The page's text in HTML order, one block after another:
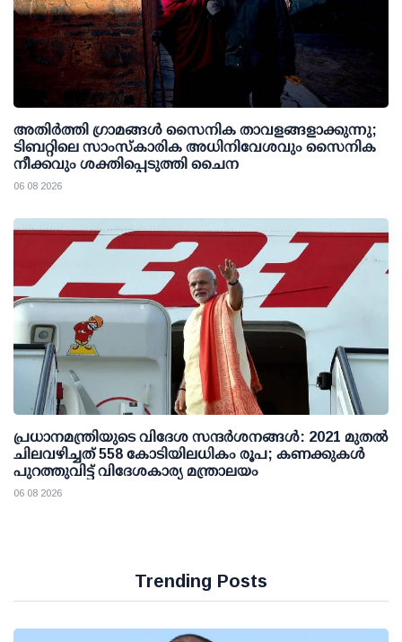
അതിര്‍ത്തി ഗ്രാമങ്ങള്‍ സൈനിക താവളങ്ങളാക്കുന്നു;
ടിബറ്റിലെ സാംസ്‌കാരിക അധിനിവേശവും സൈനിക
നീക്കവും ശക്തിപ്പെടുത്തി ചൈന
06 08 2026
പ്രധാനമന്ത്രിയുടെ വിദേശ സന്ദർശനങ്ങൾ: 2021 മുതൽ
ചിലവഴിച്ചത് 558 കോടിയിലധികം രൂപ; കണക്കുകൾ
പുറത്തുവിട്ട് വിദേശകാര്യ മന്ത്രാലയം
06 08 2026
Trending Posts